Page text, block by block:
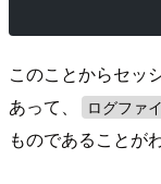
このことからセッ
あって、
ログファ
ものであることが